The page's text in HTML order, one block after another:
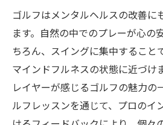
ゴルフはメンタルヘルスの改善に
ます。自然の中でのプレーが心の
ちろん、スイングに集中すること
マインドフルネスの状態に近づけ
レイヤーが感じるゴルフの魅力の
ルフレッスンを通じて、プロのイ